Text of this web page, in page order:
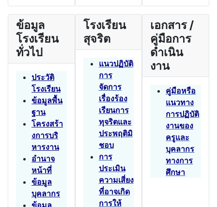
ข้อมูล
โรงเรียน
ทั่วไป
ประวัติ
โรงเรียน
ข้อมูลพื้น
ฐาน
โครงสร้า
งการบริ
หารงาน
อำนาจ
หน้าที่
ข้อมูล
บุคลากร
โรงเรียน
สุจริต
แนวปฏิบัติ
การ
จัดการ
เรื่องร้อง
เรียนการ
ทุจริตและ
ประพฤติมิ
ชอบ
การ
ประเมิน
ความเสี่ยง
ที่อาจเกิด
การให้
เอกสาร /
คู่มือการ
ดำเนิน
งาน
คู่มือหรือ
แนวทาง
การปฏิบัติ
งานของ
ครูและ
บุคลากร
ทางการ
ศึกษา